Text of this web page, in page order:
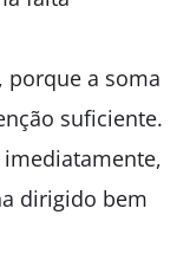
porque a soma
suficiente.
dirigido bem